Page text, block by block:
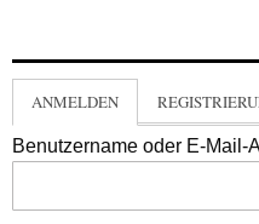
ANMELDEN
Benutzername oder E-Mail-